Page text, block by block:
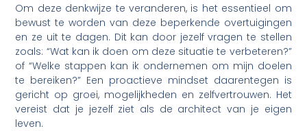
Om deze denkwijze te veranderen, is het essentieel om
bewust te worden van deze beperkende overtuigingen
en ze uit te dagen. Dit kan door jezelf vragen te stellen
zoals: “Wat kan ik doen om deze situatie te verbeteren?”
of “Welke stappen kan ik ondernemen om mijn doelen
te bereiken?” Een proactieve mindset daarentegen is
gericht op groei, mogelijkheden en zelfvertrouwen. Het
vereist dat je jezelf ziet als de architect van je eigen
leven.